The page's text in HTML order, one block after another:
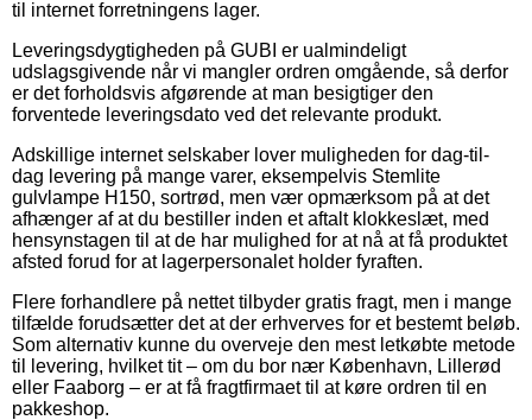
til internet forretningens lager.
Leveringsdygtigheden på GUBI er ualmindeligt
udslagsgivende når vi mangler ordren omgående, så derfor
er det forholdsvis afgørende at man besigtiger den
forventede leveringsdato ved det relevante produkt.
Adskillige internet selskaber lover muligheden for dag-til-
dag levering på mange varer, eksempelvis Stemlite
gulvlampe H150, sortrød, men vær opmærksom på at det
afhænger af at du bestiller inden et aftalt klokkeslæt, med
hensynstagen til at de har mulighed for at nå at få produktet
afsted forud for at lagerpersonalet holder fyraften.
Flere forhandlere på nettet tilbyder gratis fragt, men i mange
tilfælde forudsætter det at der erhverves for et bestemt beløb.
Som alternativ kunne du overveje den mest letkøbte metode
til levering, hvilket tit – om du bor nær København, Lillerød
eller Faaborg – er at få fragtfirmaet til at køre ordren til en
pakkeshop.